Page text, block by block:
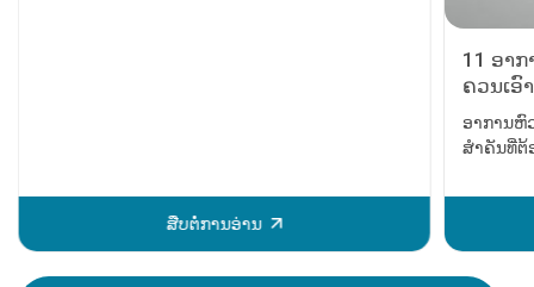
ສືບຕໍ່ການອ່ານ
11 ອາ
ຄວນເອົ
ອາການຫົ
ສຳຄັນທີ່ຕ້
ໄດ້ຮັບກາ
ຂອງການ
ສາມາດຊ່